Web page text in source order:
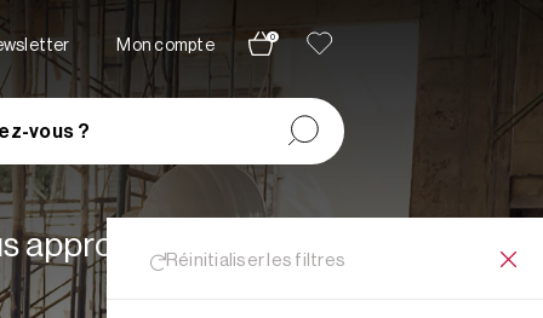
Mon compte
0
vous ?
Réinitialiser les filtres
appropriées à vos